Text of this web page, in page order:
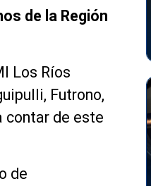
de la Región
Los Ríos
Futrono,
contar de este
de